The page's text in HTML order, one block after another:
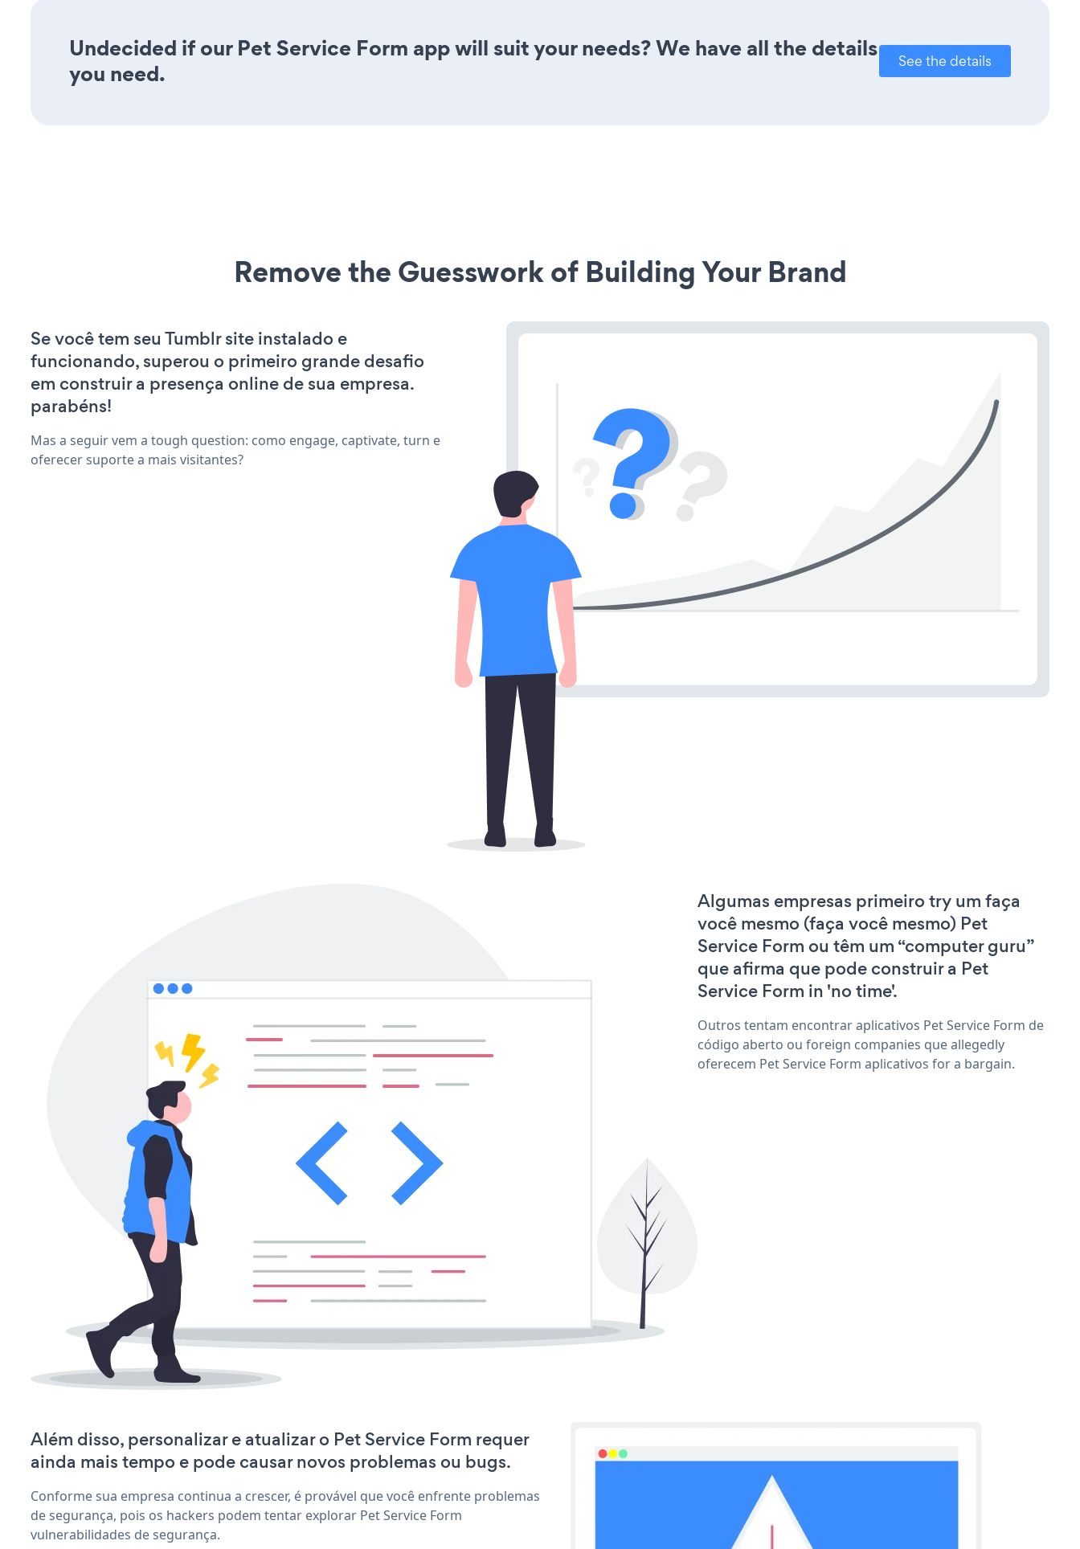
Undecided if our Pet Service Form app will suit your needs? We have all the details
you need.
See the details
Remove the Guesswork of Building Your Brand
Se você tem seu Tumblr site instalado e
funcionando, superou o primeiro grande desafio
em construir a presença online de sua empresa.
parabéns!
Mas a seguir vem a tough question: como engage, captivate, turn e
oferecer suporte a mais visitantes?
Algumas empresas primeiro try um faça
você mesmo (faça você mesmo) Pet
Service Form ou têm um “computer guru”
que afirma que pode construir a Pet
Service Form in 'no time'.
Outros tentam encontrar aplicativos Pet Service Form de
código aberto ou foreign companies que allegedly
oferecem Pet Service Form aplicativos for a bargain.
Além disso, personalizar e atualizar o Pet Service Form requer
ainda mais tempo e pode causar novos problemas ou bugs.
Conforme sua empresa continua a crescer, é provável que você enfrente problemas
de segurança, pois os hackers podem tentar explorar Pet Service Form
vulnerabilidades de segurança.